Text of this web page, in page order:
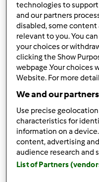
COME PUOI
TUA ATTIVITA'
Eseguendo una delle
raccogliere punti.
punteggio attuale nella
punteggio indicata sul
ti servono per passare
+50
Punti
Vincitore di un
+10
Punti
Creare 1 ricetta
campi
technologies to
and our partners
disabled, some content
relevant to you. You
your choices or
clicking the Show
webpage .Your choices
Website. For more
We and our
Use precise
characteristics for
information on a
content, advertising
audience research and
List of Partners